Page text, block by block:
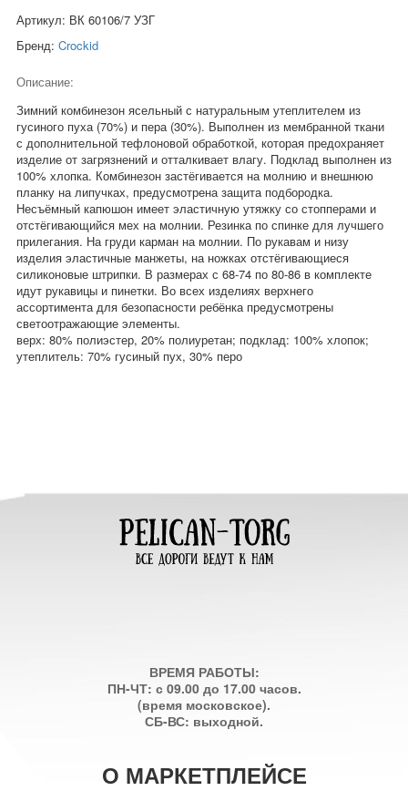
Артикул: ВК 60106/7 УЗГ
Бренд: Crockid
Описание:
Зимний комбинезон ясельный с натуральным утеплителем из
гусиного пуха (70%) и пера (30%). Выполнен из мембранной ткани
с дополнительной тефлоновой обработкой, которая предохраняет
изделие от загрязнений и отталкивает влагу. Подклад выполнен из
100% хлопка. Комбинезон застёгивается на молнию и внешнюю
планку на липучках, предусмотрена защита подбородка.
Несъёмный капюшон имеет эластичную утяжку со стопперами и
отстёгивающийся мех на молнии. Резинка по спинке для лучшего
прилегания. На груди карман на молнии. По рукавам и низу
изделия эластичные манжеты, на ножках отстёгивающиеся
силиконовые штрипки. В размерах с 68-74 по 80-86 в комплекте
идут рукавицы и пинетки. Во всех изделиях верхнего
ассортимента для безопасности ребёнка предусмотрены
светоотражающие элементы.
верх: 80% полиэстер, 20% полиуретан; подклад: 100% хлопок;
утеплитель: 70% гусиный пух, 30% перо
ВРЕМЯ РАБОТЫ:
ПН-ЧТ: с 09.00 до 17.00 часов.
(время московское).
СБ-ВС: выходной.
О МАРКЕТПЛЕЙСЕ